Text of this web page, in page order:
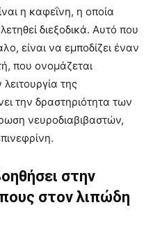
η καφεΐνη, η οποία
διεξοδικά. Αυτό που
είναι να εμποδίζει έναν
που ονομάζεται
της
την δραστηριότητα των
νευροδιαβιβαστών,
στην
στον λιπώδη